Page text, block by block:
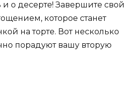
и о десерте! Завершите свой
которое станет
на торте. Вот несколько
порадуют вашу вторую